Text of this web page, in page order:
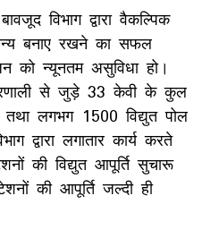
विभाग द्वारा वैकल्पिक
बनाए रखने का सफल
को न्यूनतम असुविधा हो।
से जुड़े 33 केवी के कुल
लगभग 1500 विद्युत पोल
द्वारा लगातार कार्य करते
की विद्युत आपूर्ति सुचारू
की आपूर्ति जल्दी ही